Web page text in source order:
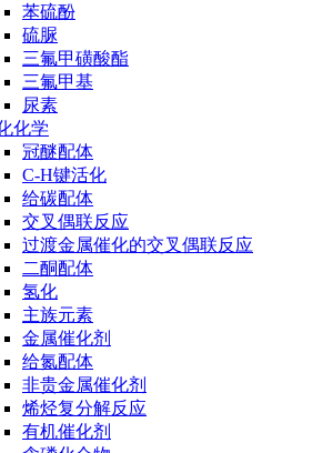
苯硫酚
硫脲
三氟甲磺酸酯
三氟甲基
尿素
化学
冠醚配体
C-H键活化
给碳配体
交叉偶联反应
过渡金属催化的交叉偶联反应
二酮配体
氢化
主族元素
金属催化剂
给氮配体
非贵金属催化剂
烯烃复分解反应
有机催化剂